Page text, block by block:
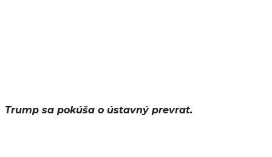
Trump sa pokúša o ústavný prevrat.